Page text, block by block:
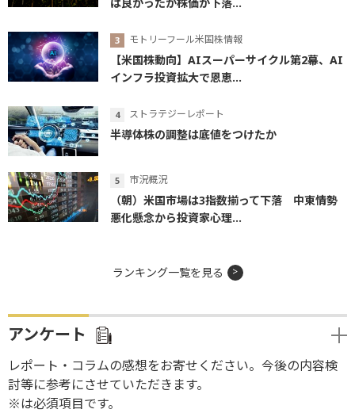
モトリーフール米国株情報
【米国株動向】AIスーパーサイクル第2幕、AI
インフラ投資拡大で恩恵...
ストラテジーレポート
半導体株の調整は底値をつけたか
市況概況
（朝）米国市場は3指数揃って下落 中東情勢
悪化懸念から投資家心理...
ランキング一覧を見る
アンケート
レポート・コラムの感想をお寄せください。今後の内容検
討等に参考にさせていただきます。
※は必須項目です。